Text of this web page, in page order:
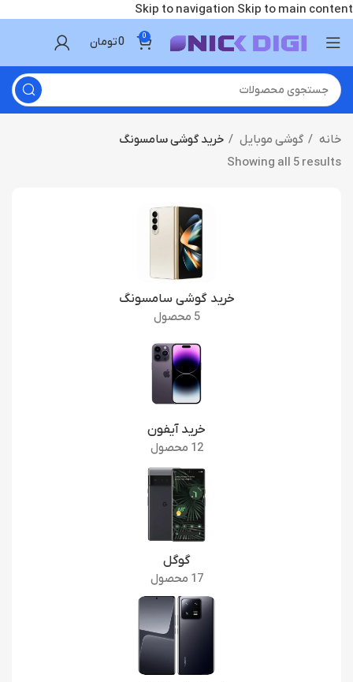
Skip to navigation Skip to main content
0
0تومان
خانه گوشی موبایل
خرید گوشی سامسونگ
Showing all 5 results
خرید گوشی سامسونگ
5 محصول
خرید آیفون
12 محصول
گوگل
17 محصول